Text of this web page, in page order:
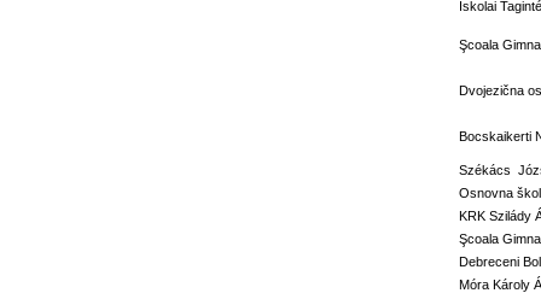
Iskolai
Şcoala
Dvojezična
Bocskaikerti
Székács
Osnovna
KRK Szilády
Şcoala
Debreceni
Móra Károly